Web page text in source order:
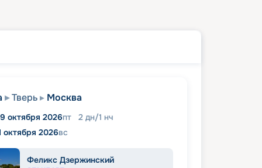
Тверь Москва
октября 2026пт 2 дн/1 нч
октября 2026вс
Феликс Дзержинский